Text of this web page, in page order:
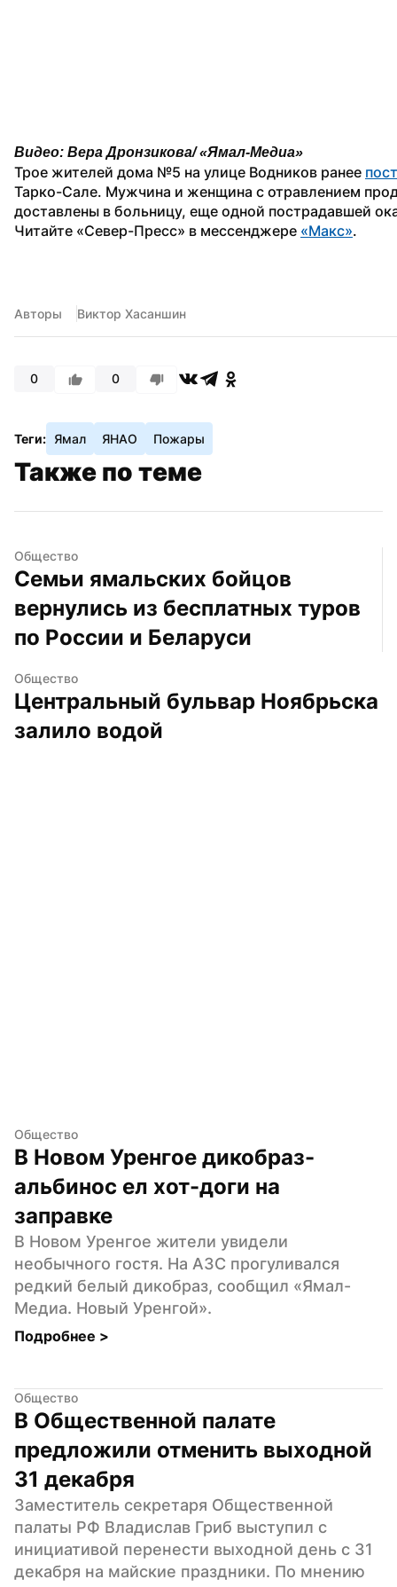
Видео: Вера Дронзикова/ «Ямал-Медиа»
Трое жителей дома №5 на улице Водников ранее
Тарко-Сале. Мужчина и женщина с отравлением
доставлены в больницу, еще одной пострадавшей
Читайте «Север-Пресс» в мессенджере «Макс».
Авторы Виктор Хасаншин
0 0
Теги: Ямал ЯНАО Пожары
Также по теме
Общество
Семьи ямальских бойцов
вернулись из бесплатных туров
по России и Беларуси
Общество
Центральный бульвар Ноябрьска
залило водой
Общество
В Новом Уренгое дикобраз-
альбинос ел хот-доги на
заправке
В Новом Уренгое жители увидели
необычного гостя. На АЗС прогуливался
редкий белый дикобраз, сообщил «Ямал-
Медиа. Новый Уренгой».
Подробнее >
Общество
В Общественной палате
предложили отменить выходной
31 декабря
Заместитель секретаря Общественной
палаты РФ Владислав Гриб выступил с
инициативой перенести выходной день с 31
декабря на майские праздники. По мнению